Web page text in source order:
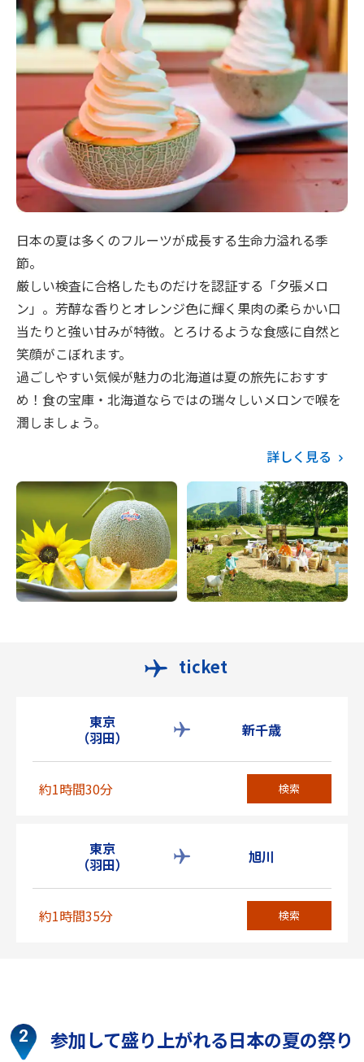
日本の夏は多くのフルーツが成長する生命力溢れる季
節。
厳しい検査に合格したものだけを認証する「夕張メロ
ン」。芳醇な香りとオレンジ色に輝く果肉の柔らかい口
当たりと強い甘みが特徴。とろけるような食感に自然と
笑顔がこぼれます。
過ごしやすい気候が魅力の北海道は夏の旅先におすす
め！食の宝庫・北海道ならではの瑞々しいメロンで喉を
潤しましょう。
詳しく見る
ticket
東京
（羽田）
新千歳
約1時間30分 検索
東京
（羽田）
旭川
約1時間35分 検索
参加して盛り上がれる日本の夏の祭り